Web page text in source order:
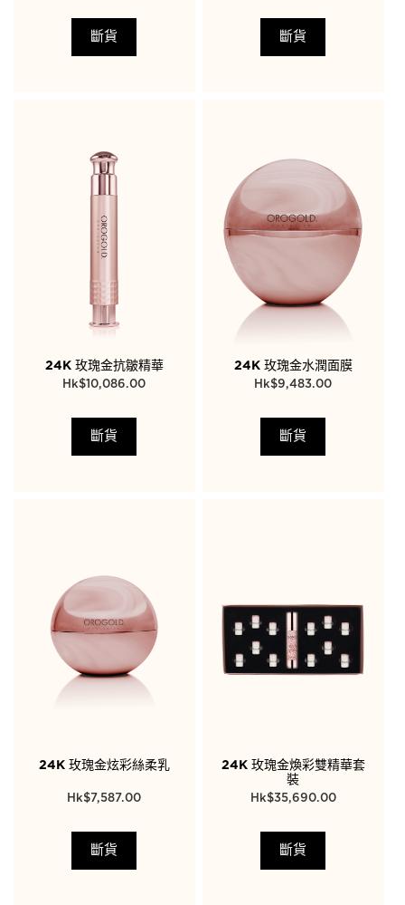
斷貨 斷貨
24K 玫瑰金抗皺精華
$ 10,086.00
斷貨
24K 玫瑰金水潤面膜
$9,483.00
斷貨
24K 玫瑰金炫彩絲柔乳
$7,587.00
斷貨
24K 玫瑰金煥彩雙精華套
裝
$35,690.00
斷貨